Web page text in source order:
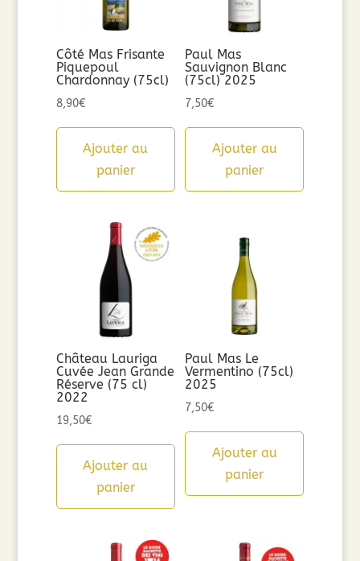
Côté Mas Frisante
Piquepoul
Chardonnay (75cl)
8,90€
Ajouter au
panier
Paul Mas
Sauvignon Blanc
(75cl) 2025
7,50€
Ajouter au
panier
Château Lauriga
Cuvée Jean Grande
Réserve (75 cl)
2022
19,50€
Ajouter au
panier
Paul Mas Le
Vermentino (75cl)
2025
7,50€
Ajouter au
panier